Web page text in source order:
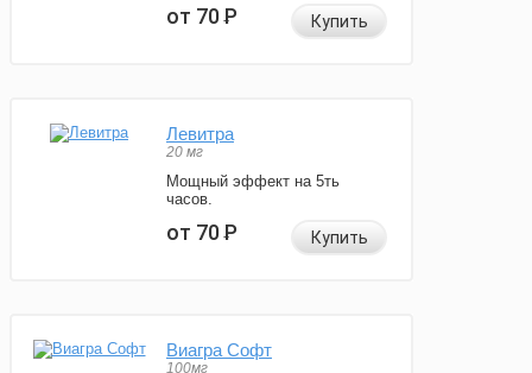
от 70Р Купить
Левитра
20 мг
Мощный эффект на 5ть
часов.
от 70Р Купить
Виагра Софт
100мг